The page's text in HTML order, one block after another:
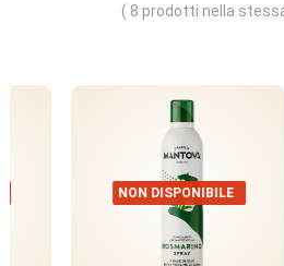
( 8 prodotti nella
NON DISPONIBILE